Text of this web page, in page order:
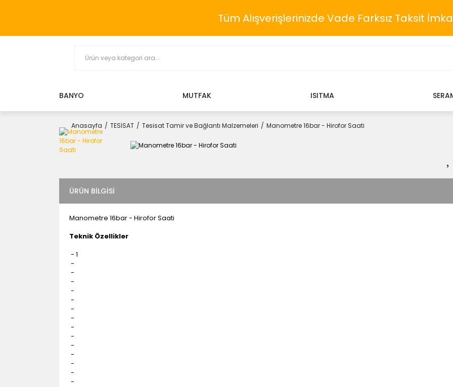
Tüm Alışverişlerinizde Vade Farksız Taksit
BANYO MUTFAK ISITMA
Anasayfa TESİSAT Tesisat Tamir ve Bağlantı Malzemeleri Manometre 16bar - Hirofor Saati
ÜRÜN BILGISI
Manometre 16bar - Hirofor Saati
Teknik Özellikler
- 1
-
-
-
-
-
-
-
-
-
-
-
-
-
-